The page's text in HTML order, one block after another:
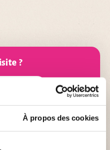
À propos des cookies
?